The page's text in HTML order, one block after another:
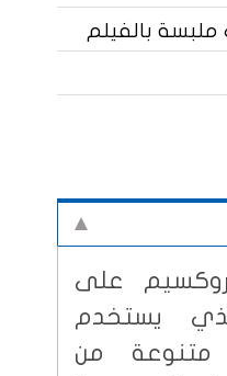
على
يستخدم
متنوعة من